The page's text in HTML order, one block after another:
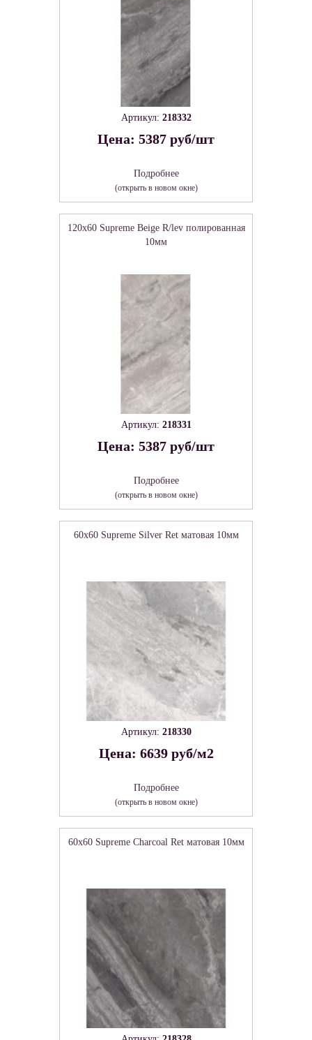
Артикул: 218332
Цена: 5387 руб/шт
Подробнее
(открыть в новом окне)
120x60 Supreme Beige R/lev полированная
10мм
Артикул: 218331
Цена: 5387 руб/шт
Подробнее
(открыть в новом окне)
60x60 Supreme Silver Ret матовая 10мм
Артикул: 218330
Цена: 6639 руб/м2
Подробнее
(открыть в новом окне)
60x60 Supreme Charcoal Ret матовая 10мм